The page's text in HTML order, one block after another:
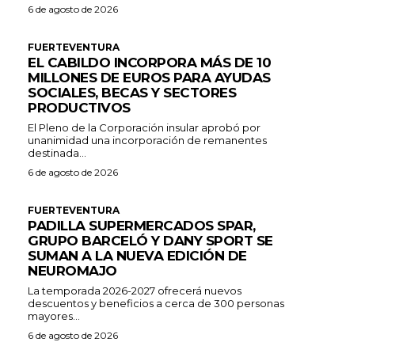
6 de agosto de 2026
FUERTEVENTURA
EL CABILDO INCORPORA MÁS DE 10
MILLONES DE EUROS PARA AYUDAS
SOCIALES, BECAS Y SECTORES
PRODUCTIVOS
El Pleno de la Corporación insular aprobó por
unanimidad una incorporación de remanentes
destinada...
6 de agosto de 2026
FUERTEVENTURA
PADILLA SUPERMERCADOS SPAR,
GRUPO BARCELÓ Y DANY SPORT SE
SUMAN A LA NUEVA EDICIÓN DE
NEUROMAJO
La temporada 2026-2027 ofrecerá nuevos
descuentos y beneficios a cerca de 300 personas
mayores...
6 de agosto de 2026